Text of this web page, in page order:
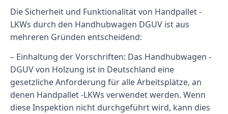
Die Sicherheit und Funktionalität von Handpallet -
LKWs durch den Handhubwagen DGUV ist aus
mehreren Gründen entscheidend:
– Einhaltung der Vorschriften: Das Handhubwagen -
DGUV von Holzung ist in Deutschland eine
gesetzliche Anforderung für alle Arbeitsplätze, an
denen Handpallet -LKWs verwendet werden. Wenn
diese Inspektion nicht durchgeführt wird, kann dies